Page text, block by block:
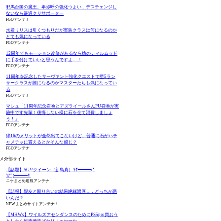
邪馬台国の魔王。卑弥呼の強化つよい…デスチェンジし
ないなら最適クリサポーター
FGOアンテナ
水着リリスは引くつもりだが実装クラスは何になるのか
とても気になっている
FGOアンテナ
12周年でもモーション改修があるなら槍のディルムッド
に手を付けていいと思うんですよ…！
FGOアンテナ
11周年を記念したサーヴァント強化クエストで星5ラン
サークラスが誰になるのかマスターたちも気になってい
る
FGOアンテナ
マシュ「11周年記念召喚とアズライールさんPU召喚が実
施中です先輩！後悔しない様に石を全て消費しましょ
う！」
FGOアンテナ
絆16のメリットが全然出てこないけど、普通に石がハチ
ャメチャに貰えるとかそんな感じ？
FGOアンテナ
外部サイト
【話題】SG!?クイーン（新島真）ｷﾀ━━━(ﾟ
∀ﾟ)━━━!!
ニケまとめ速報アンテナ
【悲報】親友と殴り合いの結果絶縁濃厚→…どっちが悪
いんだ？
NEWまとめサイトアンテナ！
【MHWs】ワイルズアセンダンスのためにPS5pro買おう